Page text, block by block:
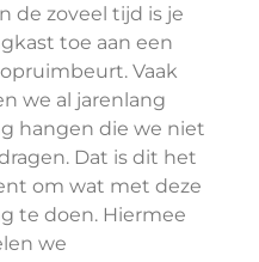
de zoveel tijd is je
toe aan een
Vaak
we al jarenlang
hangen die we niet
Dat is dit het
om wat met deze
te doen. Hiermee
we